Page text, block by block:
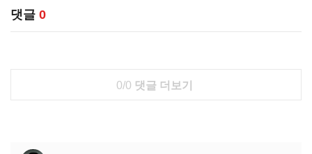
댓글 0
0/0 댓글 더보기